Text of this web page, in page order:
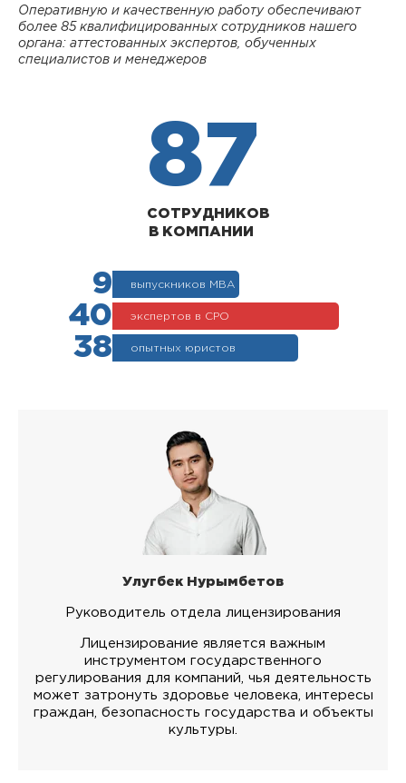
Оперативную и качественную работу обеспечивают
более 85 квалифицированных сотрудников нашего
органа: аттестованных экспертов, обученных
специалистов и менеджеров
87
СОТРУДНИКОВ
В КОМПАНИИ
9 выпускников МВА
40 экспертов в СРО
38 опытных юристов
Улугбек Нурымбетов
Руководитель отдела лицензирования
Лицензирование является важным
инструментом государственного
регулирования для компаний, чья деятельность
может затронуть здоровье человека, интересы
граждан, безопасность государства и объекты
культуры.